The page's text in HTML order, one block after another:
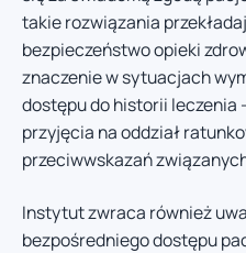
takie rozwiązania
bezpieczeństwo opieki
znaczenie w sytuacjach
dostępu do historii leczenia
przyjęcia na oddział
przeciwwskazań
Instytut zwraca również
bezpośredniego dostępu